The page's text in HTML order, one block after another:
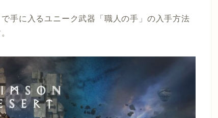
手に入るユニーク武器「職人の手」の入手方法